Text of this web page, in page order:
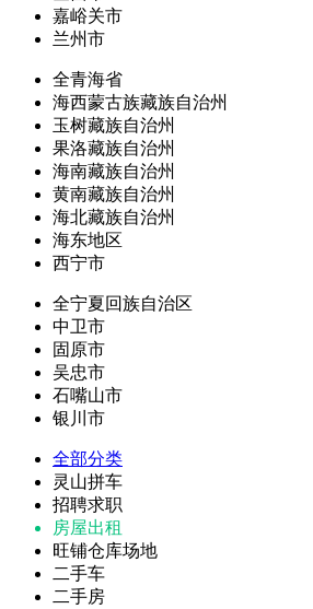
嘉峪关市
兰州市
全青海省
海西蒙古族藏族自治州
玉树藏族自治州
果洛藏族自治州
海南藏族自治州
黄南藏族自治州
海北藏族自治州
海东地区
西宁市
全宁夏回族自治区
中卫市
固原市
吴忠市
石嘴山市
银川市
全部分类
灵山拼车
招聘求职
房屋出租
旺铺仓库场地
二手车
二手房